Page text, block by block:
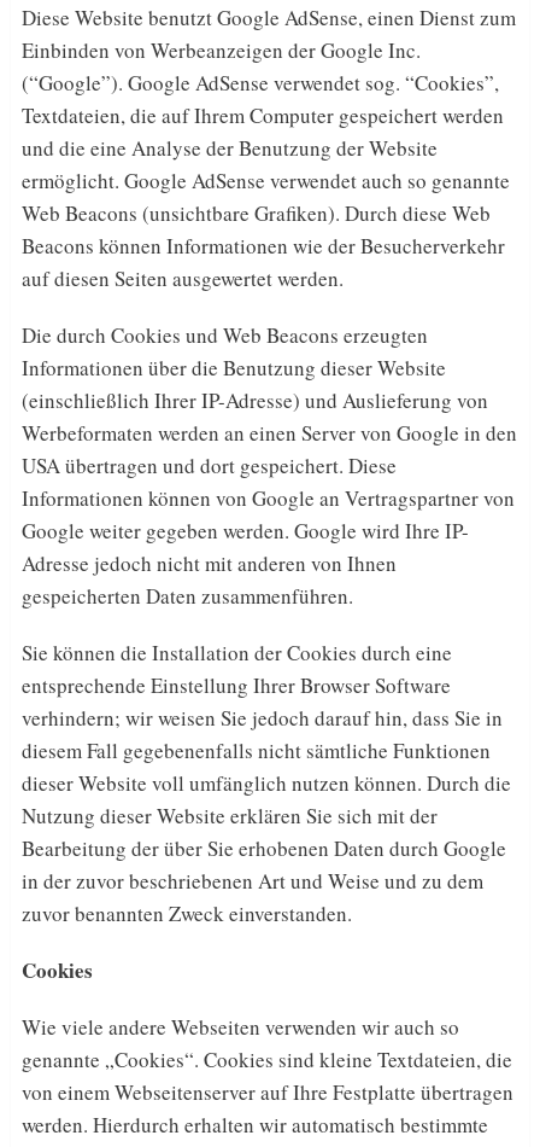
Diese Website benutzt Google AdSense, einen Dienst zum
Einbinden von Werbeanzeigen der Google Inc.
(“Google”). Google AdSense verwendet sog. “Cookies”,
Textdateien, die auf Ihrem Computer gespeichert werden
und die eine Analyse der Benutzung der Website
ermöglicht. Google AdSense verwendet auch so genannte
Web Beacons (unsichtbare Grafiken). Durch diese Web
Beacons können Informationen wie der Besucherverkehr
auf diesen Seiten ausgewertet werden.
Die durch Cookies und Web Beacons erzeugten
Informationen über die Benutzung dieser Website
(einschließlich Ihrer IP-Adresse) und Auslieferung von
Werbeformaten werden an einen Server von Google in den
USA übertragen und dort gespeichert. Diese
Informationen können von Google an Vertragspartner von
Google weiter gegeben werden. Google wird Ihre IP-
Adresse jedoch nicht mit anderen von Ihnen
gespeicherten Daten zusammenführen.
Sie können die Installation der Cookies durch eine
entsprechende Einstellung Ihrer Browser Software
verhindern; wir weisen Sie jedoch darauf hin, dass Sie in
diesem Fall gegebenenfalls nicht sämtliche Funktionen
dieser Website voll umfänglich nutzen können. Durch die
Nutzung dieser Website erklären Sie sich mit der
Bearbeitung der über Sie erhobenen Daten durch Google
in der zuvor beschriebenen Art und Weise und zu dem
zuvor benannten Zweck einverstanden.
Cookies
Wie viele andere Webseiten verwenden wir auch so
genannte „Cookies“. Cookies sind kleine Textdateien, die
von einem Webseitenserver auf Ihre Festplatte übertragen
werden. Hierdurch erhalten wir automatisch bestimmte